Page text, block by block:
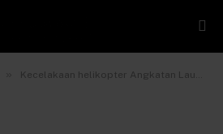
Kecelakaan helikopter Angkatan Laut Kerajaan merupakan saat yang 'sangat mengkhawatirkan' bagi keluarga, kata PM